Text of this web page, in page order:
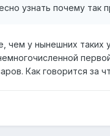
узнать почему так
чем у нынешних
Как говорится за